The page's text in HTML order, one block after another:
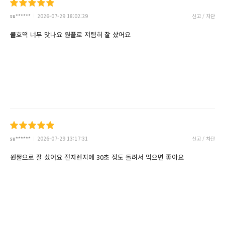
su****** 2026-07-29 18:02:29 신고 / 차단
쿨호떡 너무 맛나요 원플로 저렴히 잘 샀어요
su****** 2026-07-29 13:17:31 신고 / 차단
원뿔으로 잘 샀어요 전자렌지에 30초 정도 돌려서 먹으면 좋아요